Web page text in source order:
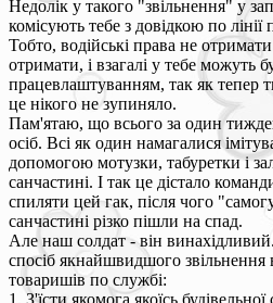
Недолік у такого "звільнення" у
комісують тебе з довідкою по
Тобто, водійські права не
отримати, і взагалі у тебе можуть
працевлаштуванням, так як тепер
це нікого не зупиняло.
Пам'ятаю, що всього за один
осіб. Всі як один намагалися
допомогою мотузки, табуретки і
санчастині. І так це дістало
спиляти цей гак, після чого
санчастині різко пішли на спад.
Але наш солдат - він
спосіб якнайшвидшого звільнення
товаришів по службі:
1. З'їсти якомога якоїсь будівельної